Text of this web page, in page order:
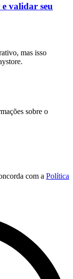
validar seu
mas isso
sobre o
com a Política